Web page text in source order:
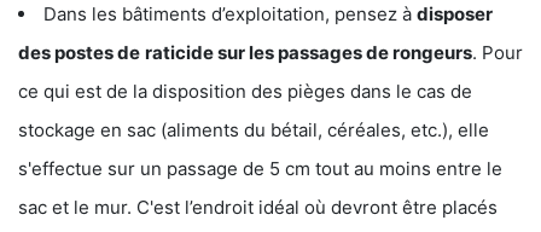
Dans les bâtiments d’exploitation, pensez à disposer
des postes de raticide sur les passages de rongeurs. Pour
ce qui est de la disposition des pièges dans le cas de
stockage en sac (aliments du bétail, céréales, etc.), elle
s'effectue sur un passage de 5 cm tout au moins entre le
sac et le mur. C'est l’endroit idéal où devront être placés